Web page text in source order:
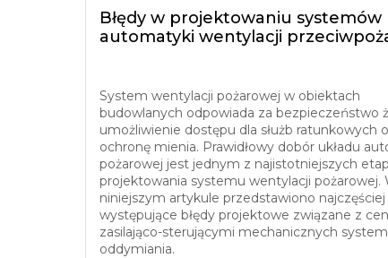
Błędy w projektowaniu systemów
automatyki wentylacji
System wentylacji pożarowej w obiektach
budowlanych odpowiada za bezpieczeństwo
umożliwienie dostępu dla służb ratunkowych
ochronę mienia. Prawidłowy dobór układu
pożarowej jest jednym z najistotniejszych
projektowania systemu wentylacji pożarowej.
niniejszym artykule przedstawiono najczęściej
występujące błędy projektowe związane z
zasilająco-sterującymi mechanicznych
oddymiania.